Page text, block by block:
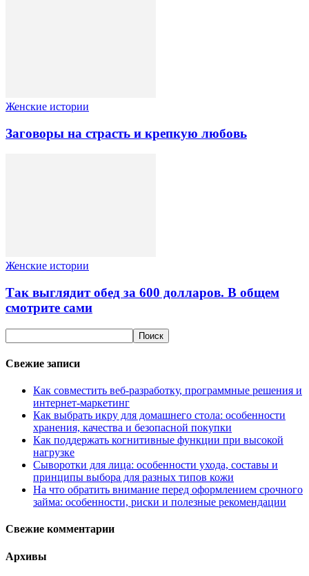
Женские истории
Заговоры на страсть и крепкую любовь
Женские истории
Так выглядит обед за 600 долларов. В общем
смотрите сами
Свежие записи
Как совместить веб-разработку, программные решения и
интернет-маркетинг
Как выбрать икру для домашнего стола: особенности
хранения, качества и безопасной покупки
Как поддержать когнитивные функции при высокой
нагрузке
Сыворотки для лица: особенности ухода, составы и
принципы выбора для разных типов кожи
На что обратить внимание перед оформлением срочного
займа: особенности, риски и полезные рекомендации
Свежие комментарии
Архивы